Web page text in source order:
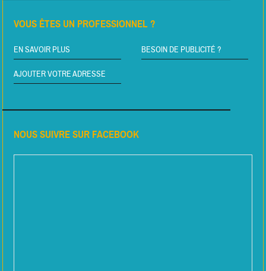
VOUS ÊTES UN PROFESSIONNEL ?
EN SAVOIR PLUS BESOIN DE PUBLICITÉ ?
AJOUTER VOTRE ADRESSE
NOUS SUIVRE SUR FACEBOOK